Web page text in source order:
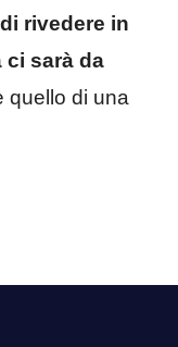
rivedere in
ci sarà da
quello di una